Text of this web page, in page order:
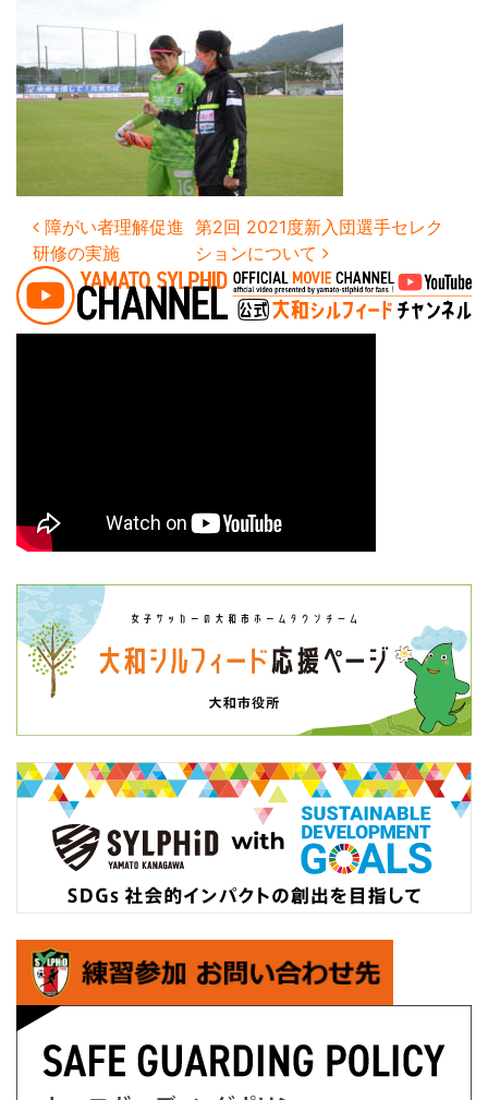
投稿ナビゲーション
障がい者理解促進
研修の実施
第2回 2021度新入団選手セレク
ションについて